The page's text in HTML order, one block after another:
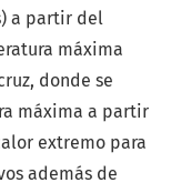
a partir del
máxima
donde se
máxima a partir
extremo para
además de